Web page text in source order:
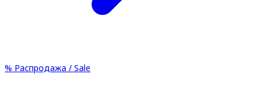
% Распродажа / Sale